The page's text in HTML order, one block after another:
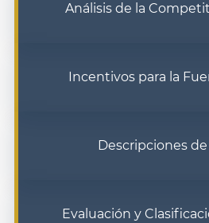
Análisis de la
Incentivos para la
Descripciones
Evaluación y